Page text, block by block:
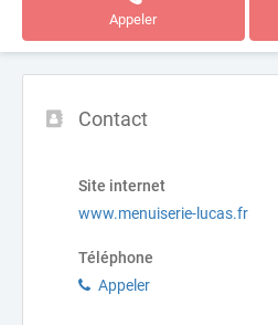
Appeler
Contact
Site internet
www.menuiserie-lucas.fr
Téléphone
Appeler